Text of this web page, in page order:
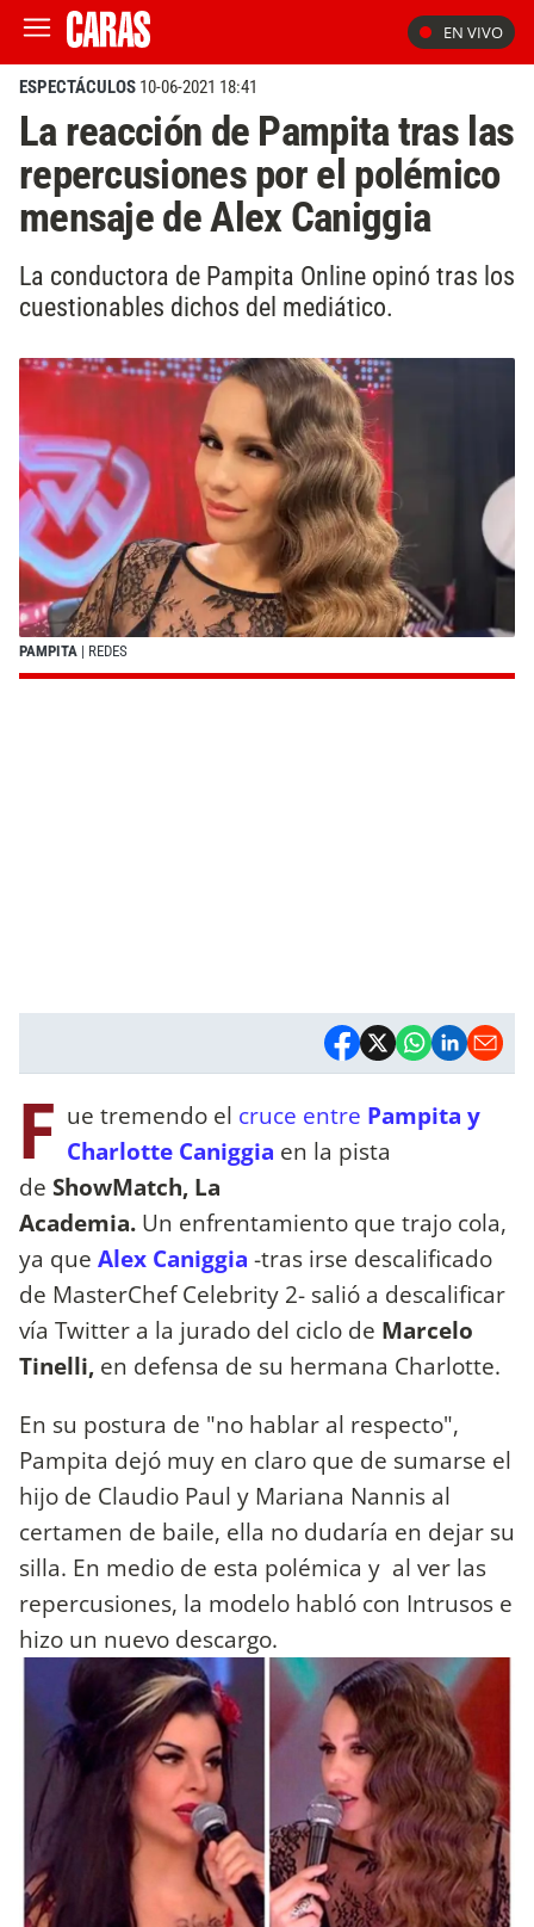
EN VIVO
ESPECTÁCULOS 10-06-2021 18:41
La reacción de Pampita tras las
repercusiones por el polémico
mensaje de Alex Caniggia
La conductora de Pampita Online opinó tras los
cuestionables dichos del mediático.
PAMPITA | REDES
F ue tremendo el cruce entre Pampita y
Charlotte Caniggia en la pista
de ShowMatch, La
Academia. Un enfrentamiento que trajo cola,
ya que Alex Caniggia -tras irse descalificado
de MasterChef Celebrity 2- salió a descalificar
vía Twitter a la jurado del ciclo de Marcelo
Tinelli, en defensa de su hermana Charlotte.
En su postura de "no hablar al respecto",
Pampita dejó muy en claro que de sumarse el
hijo de Claudio Paul y Mariana Nannis al
certamen de baile, ella no dudaría en dejar su
silla. En medio de esta polémica y al ver las
repercusiones, la modelo habló con Intrusos e
hizo un nuevo descargo.